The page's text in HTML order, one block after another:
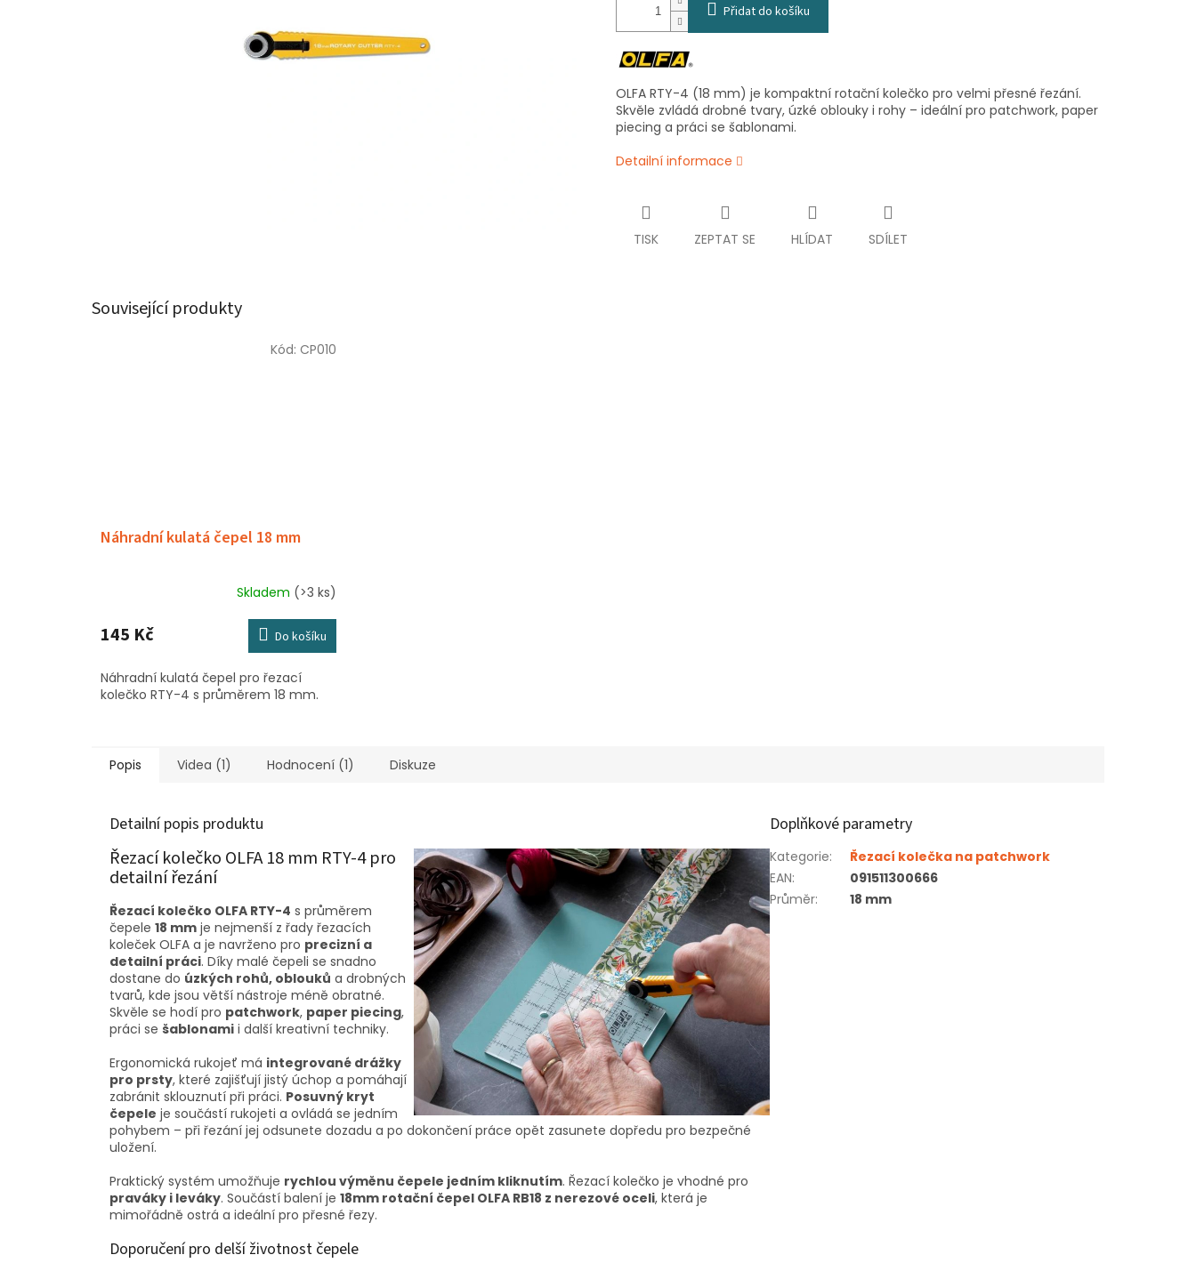
Přidat do košíku
OLFA RTY-4 (18 mm) je kompaktní rotační kolečko pro velmi přesné řezání.
Skvěle zvládá drobné tvary, úzké oblouky i rohy – ideální pro patchwork, paper
piecing a práci se šablonami.
Detailní informace
TISK ZEPTAT SE HLÍDAT SDÍLET
Související produkty
Náhradní kulatá čepel 18 mm
Skladem (>3 ks)
145 Kč Do košíku
Náhradní kulatá čepel pro řezací
kolečko RTY-4 s průměrem 18 mm.
Kód: CP010
Popis Videa (1) Hodnocení (1) Diskuze
Detailní popis produktu
Řezací kolečko OLFA 18 mm RTY-4 pro
detailní řezání
Řezací kolečko OLFA RTY-4 s průměrem
čepele 18 mm je nejmenší z řady řezacích
koleček OLFA a je navrženo pro precizní a
detailní práci. Díky malé čepeli se snadno
dostane do úzkých rohů, oblouků a drobných
tvarů, kde jsou větší nástroje méně obratné.
Skvěle se hodí pro patchwork, paper piecing,
práci se šablonami i další kreativní techniky.
Ergonomická rukojeť má integrované drážky
pro prsty, které zajišťují jistý úchop a pomáhají
zabránit sklouznutí při práci. Posuvný kryt
čepele je součástí rukojeti a ovládá se jedním
pohybem – při řezání jej odsunete dozadu a po dokončení práce opět zasunete dopředu pro bezpečné
uložení.
Praktický systém umožňuje rychlou výměnu čepele jedním kliknutím. Řezací kolečko je vhodné pro
praváky i leváky. Součástí balení je 18mm rotační čepel OLFA RB18 z nerezové oceli, která je
mimořádně ostrá a ideální pro přesné řezy.
Doporučení pro delší životnost čepele
Doplňkové parametry
Kategorie:
Řezací kolečka na patchwork
EAN:
091511300666
Průměr: 18 mm